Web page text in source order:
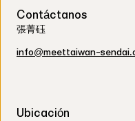
Contáctanos
張菁砡
info@meettaiwan-
Ubicación